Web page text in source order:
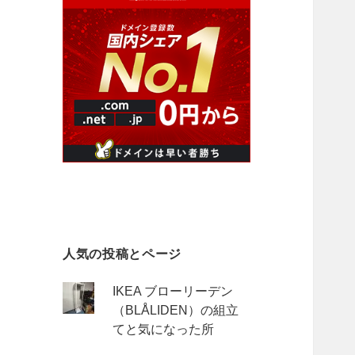
人気の投稿とページ
IKEA ブローリーデン
（BLÅLIDEN）の組立
てと気になった所